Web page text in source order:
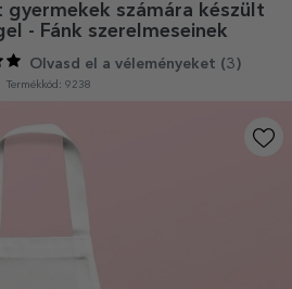
gyermekek számára készült
- Fánk szerelmeseinek
Olvasd el a véleményeket (3 )
Termékkód: 9238